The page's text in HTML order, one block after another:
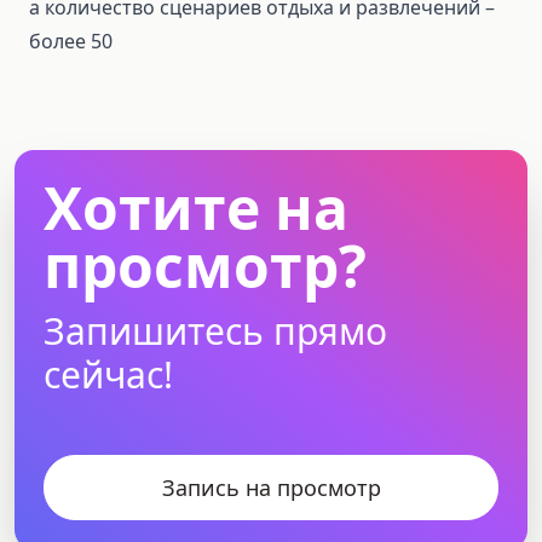
а количество сценариев отдыха и развлечений –
более 50
Хотите на
просмотр?
Запишитесь прямо
сейчас!
Запись на просмотр